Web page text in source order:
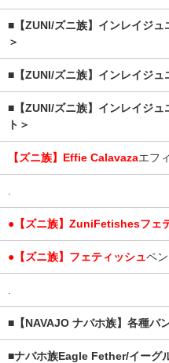
■【ZUNI/ズニ族】インレイジ
＞
■【ZUNI/ズニ族】インレイジュ
■【ZUNI/ズニ族】インレイジ
ト＞
【ズニ族】Effie Calavazaエフ
●【ズニ族】ZuniFetishesフェ
●【ズニ族】フェティッシュペ
■【NAVAJO ナバホ族】各種バ
■ナバホ族Eagle Fether/イーグ